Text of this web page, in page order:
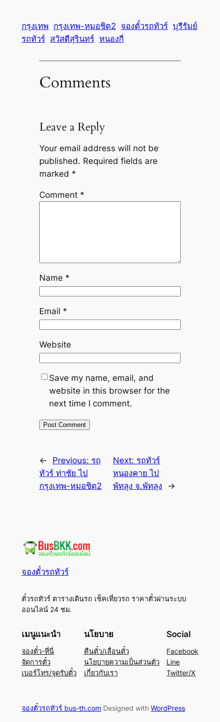
กรุงเทพ กรุงเทพ-หมอชิต2 จองตั๋วรถทัวร์ บุรีรัมย์
รถทัวร์ สวัสดีสุรินทร์ หนองกี่
Comments
Leave a Reply
Your email address will not be
published. Required fields are
marked *
Comment *
Name *
Email *
Website
Save my name, email, and
website in this browser for the
next time I comment.
← Previous: รถ
ทัวร์ ท่าชัย ไป
กรุงเทพ-หมอชิต2
Next: รถทัวร์
หนองคาย ไป
พัทลุง จ.พัทลุง
→
จองตั๋วรถทัวร์
ตั๋วรถทัวร์ ตารางเดินรถ เช็คเที่ยวรถ ราคาตั๋วผ่านระบบ
ออนไลน์ 24 ชม.
เมนูแนะนำ
จองตั๋ว-ที่นี่
จัดการตั๋ว
เบอร์โทร/จุดรับตั๋ว
นโยบาย
คืนตั๋ว/เลื่อนตั๋ว
นโยบายความเป็นส่วนตัว
เกี่ยวกับเรา
Social
Facebook
Line
Twitter/X
จองตั๋วรถทัวร์ bus-th.comDesigned with WordPress